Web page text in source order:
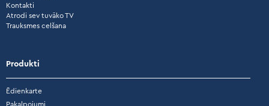
Kontakti
Atrodi sev tuvāko TV
Trauksmes celšana
Produkti
Ēdienkarte
Pakalpojumi